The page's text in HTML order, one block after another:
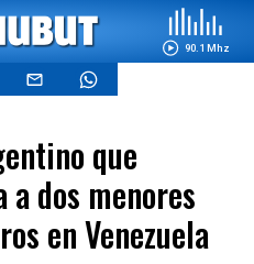
90.1 Mhz
que
dos menores
en Venezuela